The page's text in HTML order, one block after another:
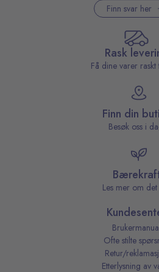
Finn svar her
Rask
Få dine varer raskt
Finn din
Besøk oss i
Les mer om
Ofte stilte
Retur/
Etterlysning av